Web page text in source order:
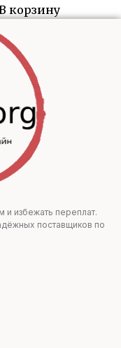
₽.
корзину
и избежать переплат.
поставщиков по